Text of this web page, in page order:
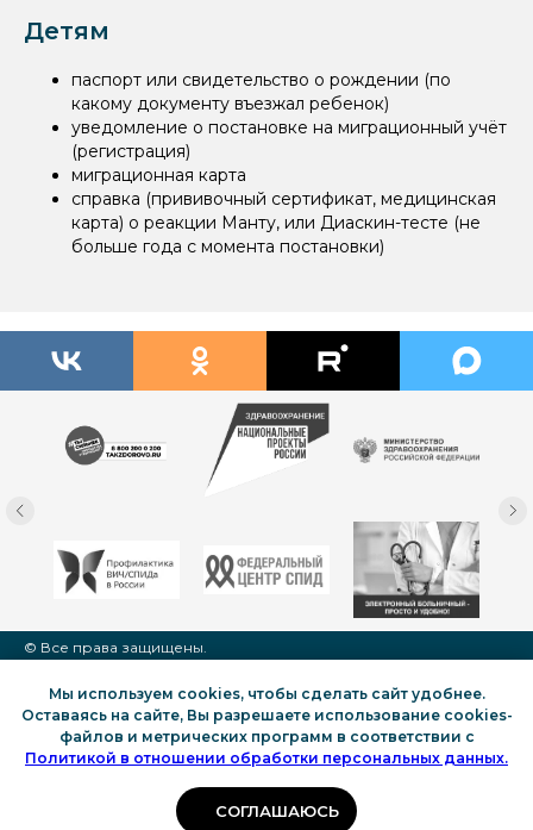
Детям
паспорт или свидетельство о рождении (по
какому документу въезжал ребенок)
уведомление о постановке на миграционный учёт
(регистрация)
миграционная карта
справка (прививочный сертификат, медицинская
карта) о реакции Манту, или Диаскин-тесте (не
больше года с момента постановки)
Мы используем cookies, чтобы сделать сайт удобнее.
Оставаясь на сайте, Вы разрешаете использование cookies-
файлов и метрических программ в соответствии с
Политикой в отношении обработки персональных данных.
СОГЛАШАЮСЬ
© Все права защищены.
со СПИД и инфекционными заболеваниями, 2022-2026
Этот сайт собирает статистику посещения и данные
посетителей - Яндекс.Метрику и top.mail.ru